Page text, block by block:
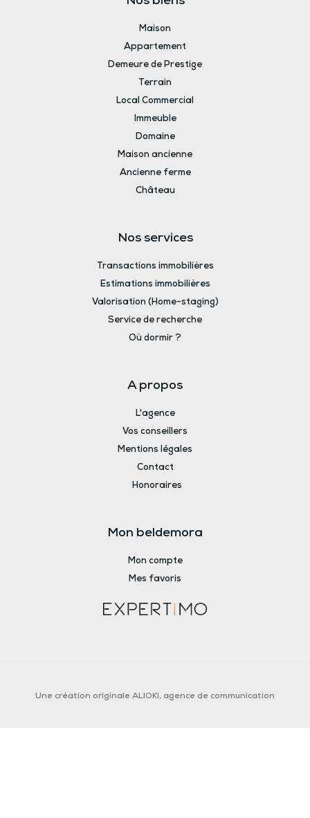
Maison
Appartement
Demeure de Prestige
Terrain
Local Commercial
Immeuble
Domaine
Maison ancienne
Ancienne ferme
Château
Nos services
Transactions immobilières
Estimations immobilières
Valorisation (Home-staging)
Service de recherche
Où dormir ?
A propos
L'agence
Vos conseillers
Mentions légales
Contact
Honoraires
Mon beldemora
Mon compte
Mes favoris
Une création originale ALIOKI, agence de communication​